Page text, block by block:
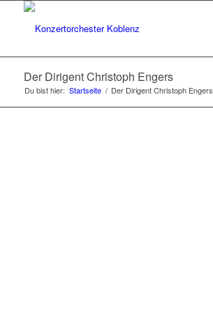
Der Dirigent Christoph Engers
Du bist hier: Startseite / Der Dirigent Christoph Engers